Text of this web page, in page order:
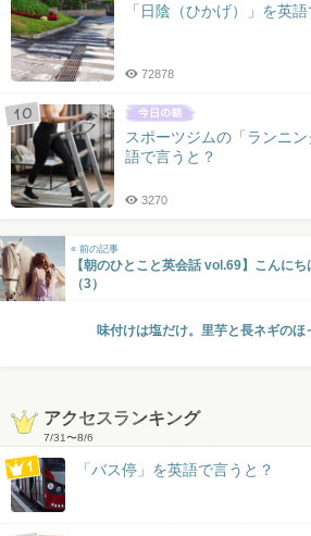
「日陰（ひかげ）」を英
72878
スポーツジムの「ランニ
語で言うと？
3270
« 前の記事
【朝のひとこと英会話 vol.69】こんに
（3）
味付けは塩だけ。里芋と長ネギのほ
アクセスランキング
7/31〜8/6
「バス停」を英語で言うと？